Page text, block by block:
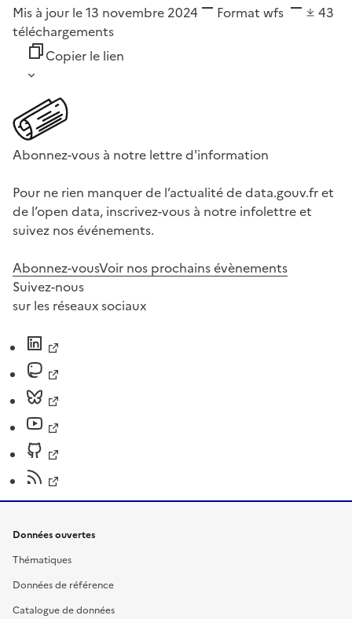
Mis à jour le 13 novembre 2024 Format wfs
43
téléchargements
Copier le lien
Abonnez-vous à notre lettre d'information
Pour ne rien manquer de l’actualité de data.gouv.fr et
de l’open data, inscrivez-vous à notre infolettre et
suivez nos événements.
Abonnez-vousVoir nos prochains évènements
Suivez-nous
sur les réseaux sociaux
Données ouvertes
Thématiques
Données de référence
Catalogue de données